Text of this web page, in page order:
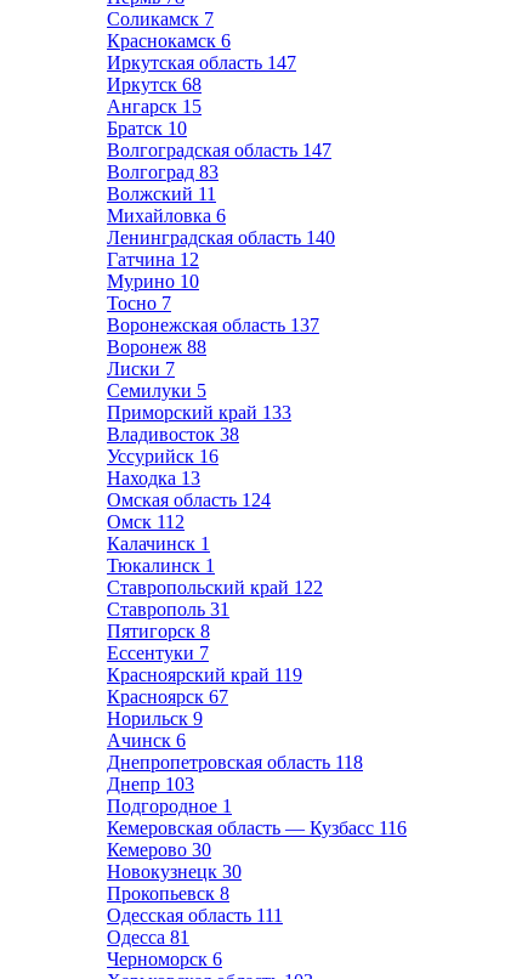
Соликамск 7
Краснокамск 6
Иркутская область 147
Иркутск 68
Ангарск 15
Братск 10
Волгоградская область 147
Волгоград 83
Волжский 11
Михайловка 6
Ленинградская область 140
Гатчина 12
Мурино 10
Тосно 7
Воронежская область 137
Воронеж 88
Лиски 7
Семилуки 5
Приморский край 133
Владивосток 38
Уссурийск 16
Находка 13
Омская область 124
Омск 112
Калачинск 1
Тюкалинск 1
Ставропольский край 122
Ставрополь 31
Пятигорск 8
Ессентуки 7
Красноярский край 119
Красноярск 67
Норильск 9
Ачинск 6
Днепропетровская область 118
Днепр 103
Подгородное 1
Кемеровская область — Кузбасс 116
Кемерово 30
Новокузнецк 30
Прокопьевск 8
Одесская область 111
Одесса 81
Черноморск 6